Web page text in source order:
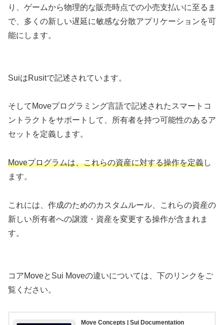
り、ゲームから物理的な販売時点での小売支払いに至るま
で、多くの新しい遅延に敏感な分散アプリケーションを可
能にします。
SuiはRusitで記述されています。
そしてMoveプログラミング言語で記述されたスマートコ
ントラクトをサポートして、所有者を持つ可能性のあるア
セットを定義します。
Moveプログラムは、これらの資産に対する操作を定義し
ます。
これには、作成のためのカスタムルール、これらの資産の
新しい所有者への譲渡・資産を変更する操作が含まれま
す。
コアMoveとSui Moveの違いについては、下のリンクをご
覧ください。
Move Concepts | Sui Documentation